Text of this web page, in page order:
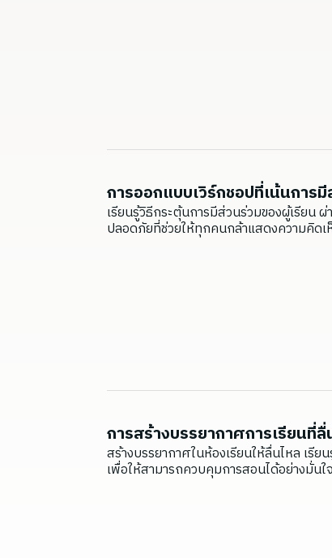
การออกแบบเวิร์กชอปที่เน้นการ
เรียนรู้วิธีกระตุ้นการมีส่วนร่วมของผู้เรียน
ปลอดภัยที่ช่วยให้ทุกคนกล้าแสดงความคิดเ
การสร้างบรรยากาศการเรียนที่ลื่
สร้างบรรยากาศในห้องเรียนให้ลื่นไหล เรี
เพื่อให้สามารถควบคุมการสอนได้อย่างมั่น